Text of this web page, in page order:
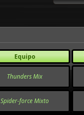
Equipo
Thunders Mix
Spider-force Mixto